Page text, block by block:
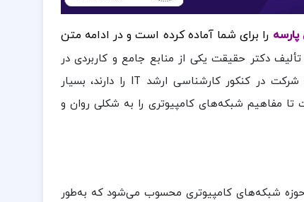
را برای شما آماده کرده استو در ادامه متن
تألیف دکتر حقیقت یکی از منابع جامع و کاربردی در
زمینه فناوری اطلاعات (IT) محسوب می‌شود و به‌ویژه برای دانشجویانی که قصد شرکت در کنکور کارشناسی ارشد IT را دارند، بسیار
مفاهیم شبکه‌های کامپیوتری را به شکلی روان و
شبکه‌های کامپیوتری محسوب می‌شود که به‌طور